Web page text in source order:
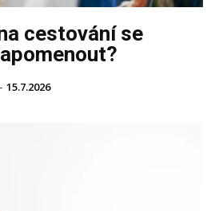
cestování se
- 15.7.2026